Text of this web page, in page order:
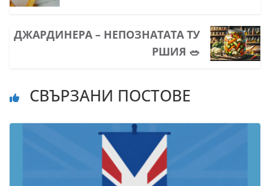
ДЖАРДИНЕРА – НЕПОЗНАТАТА ТУ
РШИЯ 🥗
СВЪРЗАНИ ПОСТОВЕ